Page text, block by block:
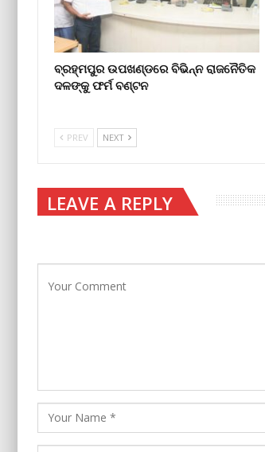
ବ୍ରହ୍ମପୁର ଉପଖଣ୍ଡରେ ବିଭିନ୍ନ ରାଜନୈତିକ
ଦଳଙ୍କୁ ଫର୍ମ ବଣ୍ଟନ
PREV NEXT
LEAVE A REPLY